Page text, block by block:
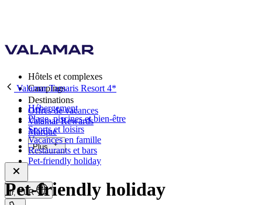
Hôtels et complexes
Campings
Destinations
Offres de vacances
Valamar Rewards
Marque
Plus
fr, EUR
Valamar Tamaris Resort 4*
Hébergement
Plage, piscines et bien-être
Sports et loisirs
Vacances en famille
Restaurants et bars
Pet-friendly holiday
Pet-friendly holiday